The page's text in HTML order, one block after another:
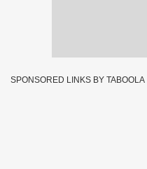
SPONSORED LINKS BY TABOOLA